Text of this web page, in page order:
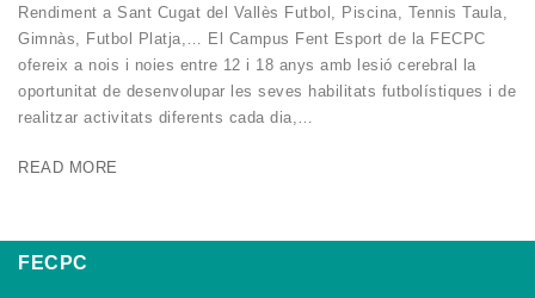
Rendiment a Sant Cugat del Vallès Futbol, Piscina, Tennis Taula,
Gimnàs, Futbol Platja,… El Campus Fent Esport de la FECPC
ofereix a nois i noies entre 12 i 18 anys amb lesió cerebral la
oportunitat de desenvolupar les seves habilitats futbolístiques i de
realitzar activitats diferents cada dia,…
READ MORE
FECPC